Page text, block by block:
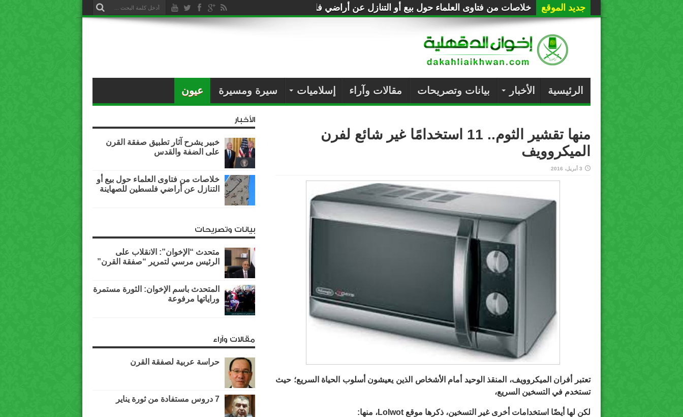
جديد الموقع خلاصات من فتاوى العلماء حول بيع أو التنازل عن أراضي فلسطين للصهاينة
الرئيسية الأخبار بيانات وتصريحات مقالات وآراء إسلاميات سيرة ومسيرة عيون
منها تقشير الثوم.. 11 استخدامًا غير شائع لفرن
الميكروويف
3 أبريل، 2016
تعتبر أفران الميكروويف، المنقذ الوحيد أمام الأشخاص الذين يعيشون أسلوب الحياة السريع؛ حيث
تستخدم في التسخين السريع،
لكن لها أيضًا استخدامات أخرى غير التسخين، ذكرها موقع Lolwot، منها:
الأخبار
خبير يشرح آثار تطبيق صفقة القرن
على الضفة والقدس
خلاصات من فتاوى العلماء حول بيع أو
التنازل عن أراضي فلسطين للصهاينة
بيانات وتصريحات
متحدث “الإخوان”: الانقلاب على
الرئيس مرسي لتمرير “صفقة القرن”
المتحدث باسم الإخوان: الثورة مستمرة
وراياتها مرفوعة
مقالات وآراء
حراسة عربية لصفقة القرن
7 دروس مستفادة من ثورة يناير